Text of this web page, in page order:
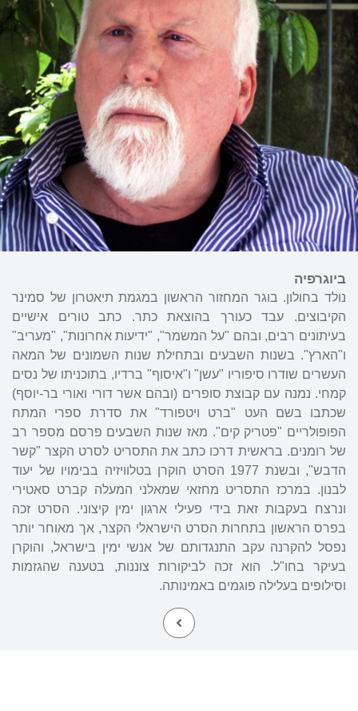
ביוגרפיה
נולד בחולון. בוגר המחזור הראשון במגמת תיאטרון של סמינר
הקיבוצים. עבד כעורך בהוצאת כתר. כתב טורים אישיים
בעיתונים רבים, ובהם "על המשמר", "ידיעות אחרונות", "מעריב"
ו"הארץ". בשנות השבעים ובתחילת שנות השמונים של המאה
העשרים שודרו סיפוריו "עשן" ו"איסוף" ברדיו, בתוכניתו של נסים
קמחי. נמנה עם קבוצת סופרים (ובהם אשר דורי ואורי בר-יוסף)
שכתבו בשם העט "ברט ויטפורד" את סדרת ספרי המתח
הפופולריים "פטריק קים". מאז שנות השבעים פרסם מספר רב
של רומנים. בראשית דרכו כתב את התסריט לסרט הקצר "קשר
הדבש", ובשנת 1977 הסרט הוקרן בטלוויזיה בבימויו של יעוד
לבנון. במרכז התסריט מחזאי שמאלני המעלה קברט סאטירי
ונרצח בעקבות זאת בידי פעילי ארגון ימין קיצוני. הסרט זכה
בפרס הראשון בתחרות הסרט הישראלי הקצר, אך מאוחר יותר
נפסל להקרנה עקב התנגדותם של אנשי ימין בישראל, והוקרן
בעיקר בחו"ל. הוא זכה לביקורות צוננות, בטענה שהגזמות
וסילופים בעלילה פוגמים באמינותה.